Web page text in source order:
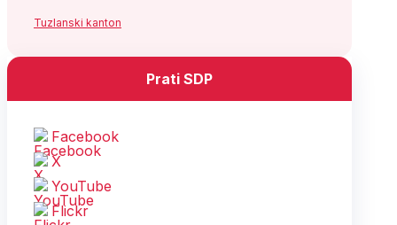
Tuzlanski kanton
Prati SDP
Facebook
X
YouTube
Flickr